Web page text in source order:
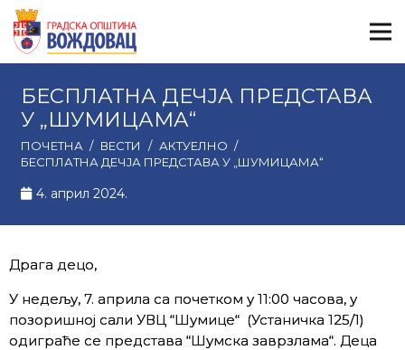
БЕСПЛАТНА ДЕЧЈА ПРЕДСТАВА
У „ШУМИЦАМА“
ПОЧЕТНА / ВЕСТИ / АКТУЕЛНО /
БЕСПЛАТНА ДЕЧЈА ПРЕДСТАВА У „ШУМИЦАМА“
4. април 2024.
Драга децо,
У недељу, 7. априла са почетком у 11:00 часова, у
позоришној сали УВЦ “Шумице“ (Устаничка 125/1)
одиграће се представа “Шумска заврзлама“. Деца